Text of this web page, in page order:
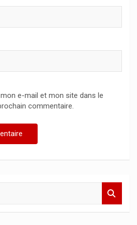
e-mail et mon site dans le
commentaire.